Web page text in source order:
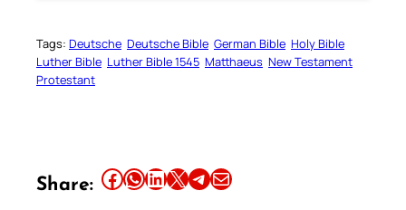
Tags: Deutsche Deutsche Bible German Bible Holy Bible
Luther Bible Luther Bible 1545 Matthaeus New Testament
Protestant
Share: Share this article on Facebook Share this article on WhatsApp Share this article on LinkedIn Share this article on X Share this article on TelegramEmail this Article